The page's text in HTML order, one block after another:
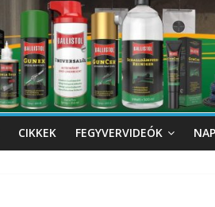
CIKKEK FEGYVERVIDEÓK